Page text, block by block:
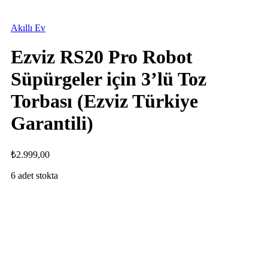
Akıllı Ev
Ezviz RS20 Pro Robot
Süpürgeler için 3’lü Toz
Torbası (Ezviz Türkiye
Garantili)
₺2.999,00
6 adet stokta